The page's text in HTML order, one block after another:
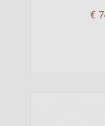
€